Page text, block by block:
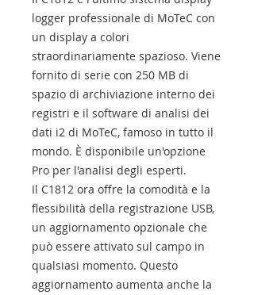
logger professionale di MoTeC con
un display a colori
straordinariamente spazioso. Viene
fornito di serie con 250 MB di
spazio di archiviazione interno dei
registri e il software di analisi dei
dati i2 di MoTeC, famoso in tutto il
mondo. È disponibile un'opzione
Pro per l'analisi degli esperti.
Il C1812 ora offre la comodità e la
flessibilità della registrazione USB,
un aggiornamento opzionale che
può essere attivato sul campo in
qualsiasi momento. Questo
aggiornamento aumenta anche la